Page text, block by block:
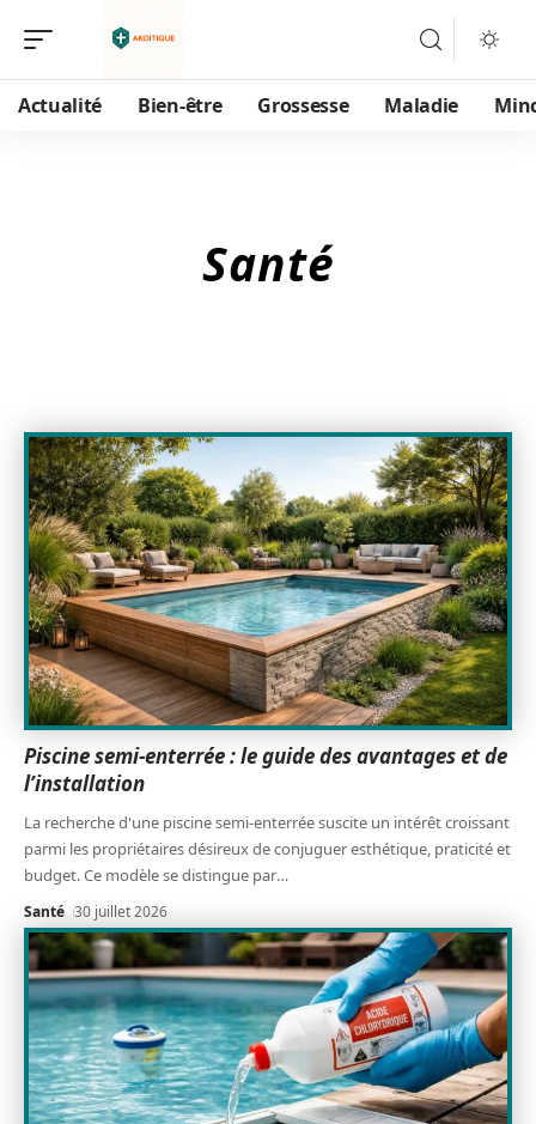
Actualité Bien-être Grossesse Maladie
Santé
Piscine semi-enterrée : le guide des avantages et de
l’installation
La recherche d'une piscine semi-enterrée suscite un intérêt croissant
parmi les propriétaires désireux de conjuguer esthétique, praticité et
budget. Ce modèle se distingue par…
Santé 30 juillet 2026